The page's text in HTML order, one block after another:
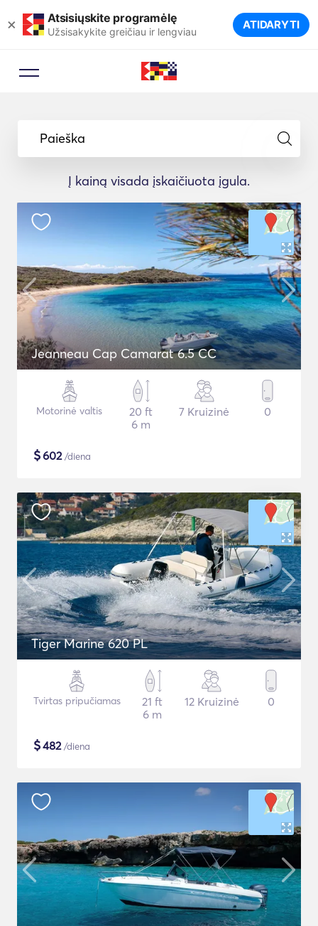
× Atsisiųskite programėlę
Užsisakykite greičiau ir lengviau ATIDARYTI
Paieška
Į kainą visada įskaičiuota įgula.
Jeanneau Cap Camarat 6.5 CC
Motorinė valtis
20 ft
6 m
7 Kruizinė 0
$602/diena
Tiger Marine 620 PL
Tvirtas pripučiamas
21 ft
6 m
12 Kruizinė 0
$482/diena